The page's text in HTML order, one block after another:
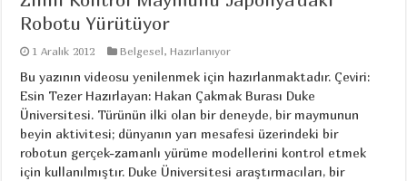
Robotu Yürütüyor
1 Aralık 2012 Belgesel,Hazırlanıyor
Bu yazının videosu yenilenmek için hazırlanmaktadır. Çeviri:
Esin Tezer Hazırlayan: Hakan Çakmak Burası Duke
Üniversitesi. Türünün ilki olan bir deneyde, bir maymunun
beyin aktivitesi; dünyanın yarı mesafesi üzerindeki bir
robotun gerçek-zamanlı yürüme modellerini kontrol etmek
için kullanılmıştır. Duke Üniversitesi araştırmacıları, bir